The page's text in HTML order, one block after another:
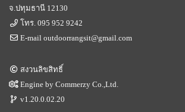
จ.ปทุมธานี 12130
โทร.095 952 9242
E-mailoutdoorrangsit@gmail.com
สงวนลิขสิทธิ์
Engine byCommerzy Co.,Ltd.
v1.20.0.02.20